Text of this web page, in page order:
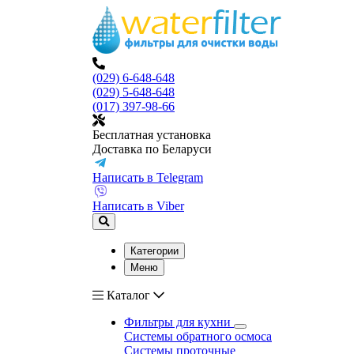
(029) 6-648-648
(029) 5-648-648
(017) 397-98-66
Бесплатная установка
Доставка по Беларуси
Написать в Telegram
Написать в Viber
Категории
Меню
Каталог
Фильтры для кухни
Системы обратного осмоса
Системы проточные